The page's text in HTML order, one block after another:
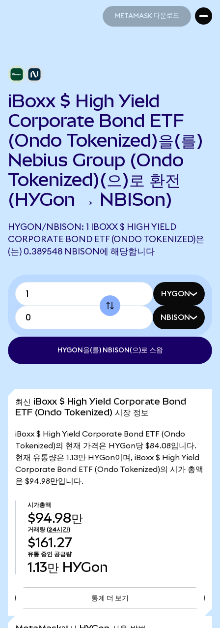
METAMASK 다운로드
iBoxx $ High Yield
Corporate Bond ETF
(Ondo Tokenized)을(를)
Nebius Group (Ondo
Tokenized)(으)로 환전
(HYGon → NBISon)
HYGON/NBISON: 1 IBOXX $ HIGH YIELD
CORPORATE BOND ETF (ONDO TOKENIZED)은
(는) 0.389548 NBISON에 해당합니다
HYGON
NBISON
HYGON을(를) NBISON(으)로 스왑
최신 iBoxx $ High Yield Corporate Bond
ETF (Ondo Tokenized) 시장 정보
iBoxx $ High Yield Corporate Bond ETF (Ondo
Tokenized)의 현재 가격은 HYGon당 $84.08입니다.
현재 유통량은 1.13만 HYGon이며, iBoxx $ High Yield
Corporate Bond ETF (Ondo Tokenized)의 시가 총액
은 $94.98만입니다.
시가총액
$94.98만
거래량 (24시간)
$161.27
유통 중인 공급량
1.13만 HYGon
통계 더 보기